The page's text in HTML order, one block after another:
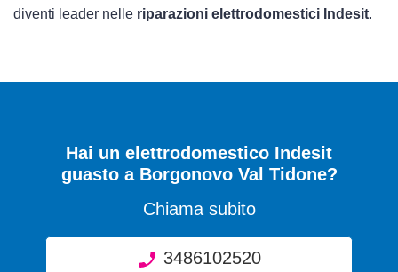
diventi leader nelle riparazioni elettrodomestici Indesit.
Hai un elettrodomestico Indesit
guasto a Borgonovo Val Tidone?
Chiama subito
3486102520